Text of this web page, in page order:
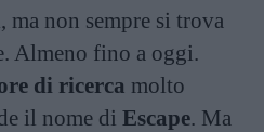
non sempre si trova
Almeno fino a oggi.
di ricerca molto
il nome di Escape. Ma